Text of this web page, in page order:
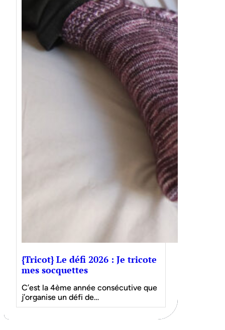
{Tricot} Le défi 2026 : Je tricote
mes socquettes
C’est la 4ème année consécutive que
j’organise un défi de…